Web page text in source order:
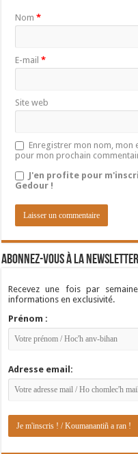
Nom*
E-mail*
Site web
Enregistrer mon nom, mon
pour mon prochain
J'en profite pour
Gedour !
Abonnez-vous à la newsletter
Recevez une fois par
informations en exclusivité.
Prénom :
Adresse email: